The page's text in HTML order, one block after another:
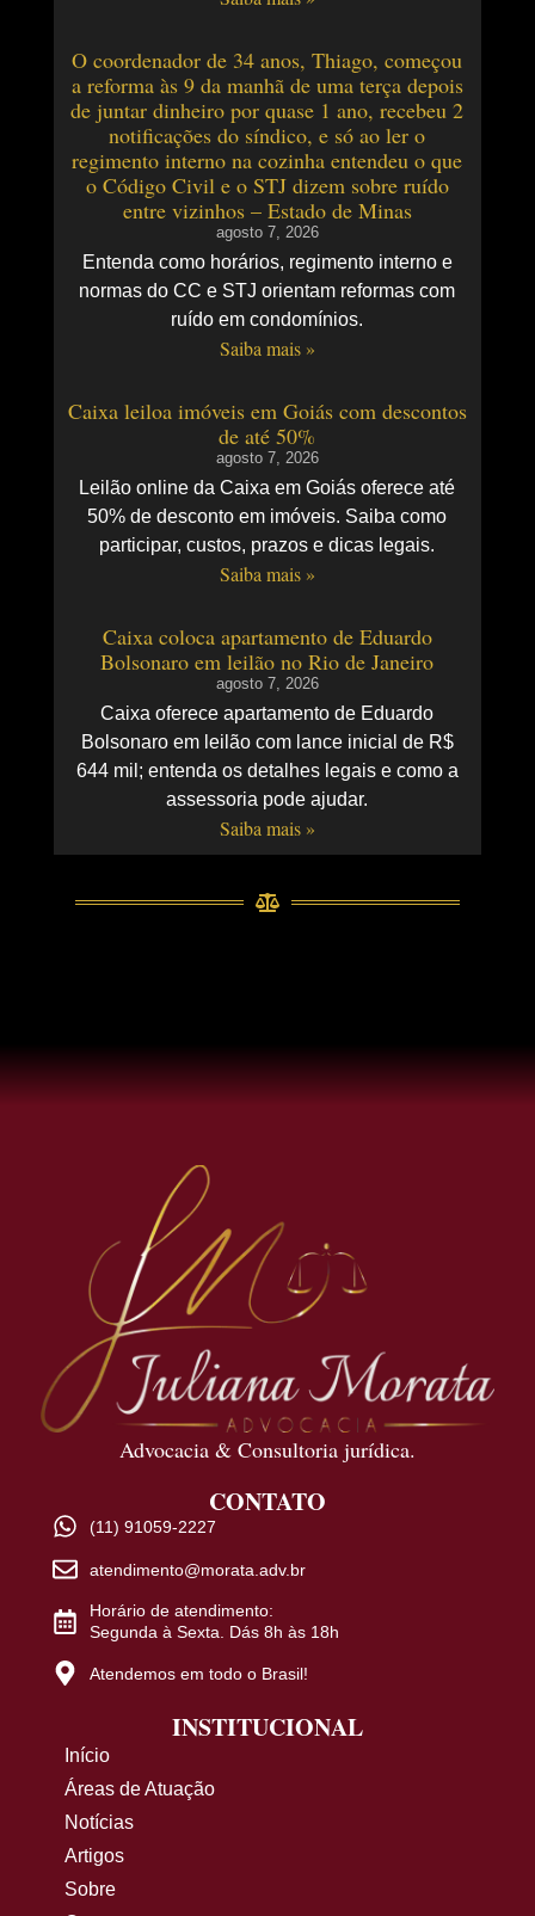
O coordenador de 34 anos, Thiago, começou
a reforma às 9 da manhã de uma terça depois
de juntar dinheiro por quase 1 ano, recebeu 2
notificações do síndico, e só ao ler o
regimento interno na cozinha entendeu o que
o Código Civil e o STJ dizem sobre ruído
entre vizinhos – Estado de Minas
agosto 7, 2026
Entenda como horários, regimento interno e
normas do CC e STJ orientam reformas com
ruído em condomínios.
Saiba mais »
Caixa leiloa imóveis em Goiás com descontos
de até 50%
agosto 7, 2026
Leilão online da Caixa em Goiás oferece até
50% de desconto em imóveis. Saiba como
participar, custos, prazos e dicas legais.
Saiba mais »
Caixa coloca apartamento de Eduardo
Bolsonaro em leilão no Rio de Janeiro
agosto 7, 2026
Caixa oferece apartamento de Eduardo
Bolsonaro em leilão com lance inicial de R$
644 mil; entenda os detalhes legais e como a
assessoria pode ajudar.
Saiba mais »
Advocacia & Consultoria jurídica.
CONTATO
(11) 91059-2227
atendimento@morata.adv.br
Horário de atendimento:
Segunda à Sexta. Dás 8h às 18h
Atendemos em todo o Brasil!
INSTITUCIONAL
Início
Áreas de Atuação
Notícias
Artigos
Sobre